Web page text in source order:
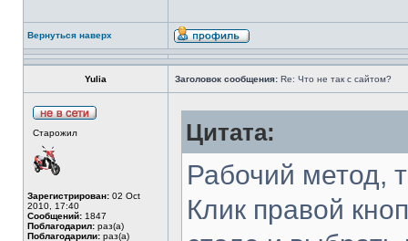
Вернуться наверх
Yulia Заголовок сообщения: Re: Что не так с сайтом?
Старожил
Зарегистрирован: 02 Oct
2010, 17:40
Сообщений: 1847
Поблагодарил: раз(а)
Поблагодарили: раз(а)
Цитата:
Рабочий метод,
Клик правой